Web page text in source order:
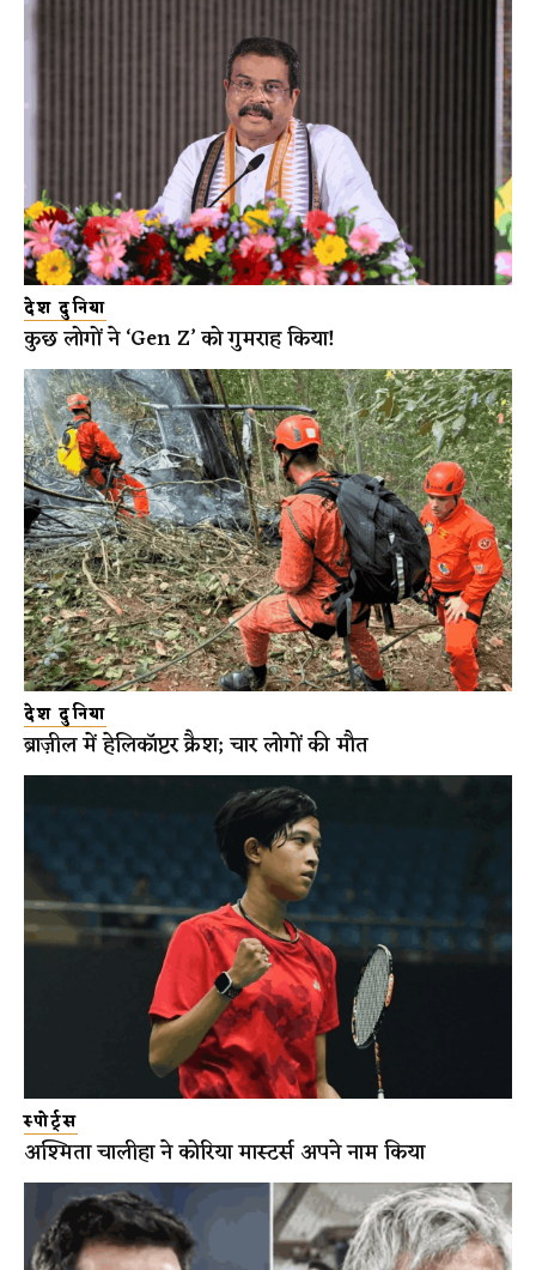
देश दुनिया
कुछ लोगों ने ‘Gen Z’ को गुमराह किया!
देश दुनिया
ब्राज़ील में हेलिकॉप्टर क्रैश; चार लोगों की मौत
स्पोर्ट्स
अश्मिता चालीहा ने कोरिया मास्टर्स अपने नाम किया